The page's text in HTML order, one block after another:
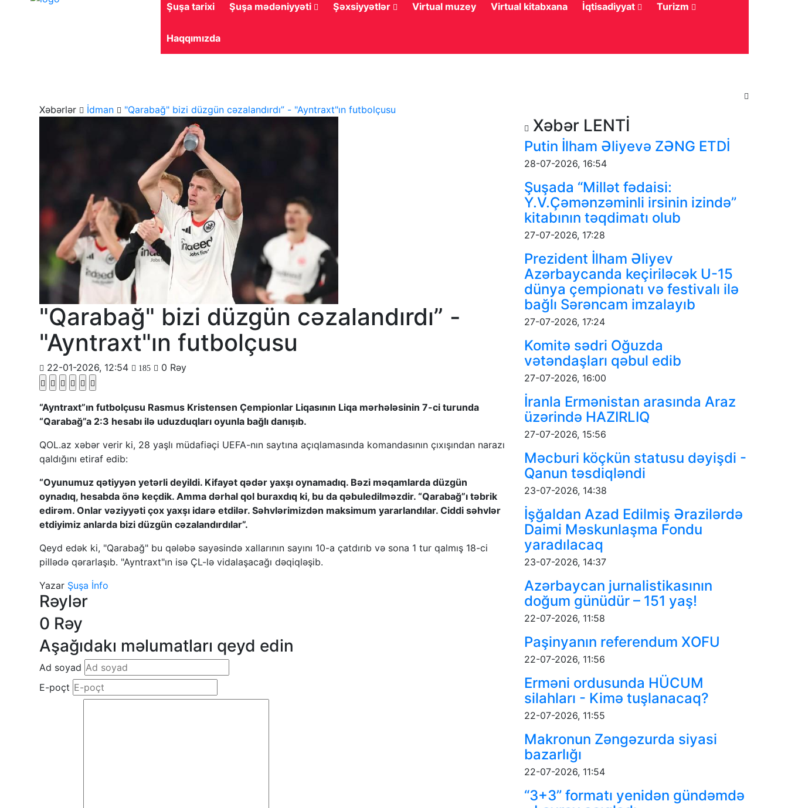
Şuşa tarixi Şuşa mədəniyyəti Şəxsiyyətlər Virtual muzey Virtual kitabxana İqtisadiyyat Turizm
Haqqımızda
Xəbərlər İdman "Qarabağ" bizi düzgün cəzalandırdı” - "Ayntraxt"ın futbolçusu
"Qarabağ" bizi düzgün cəzalandırdı” -
"Ayntraxt"ın futbolçusu
22-01-2026, 12:54 185 0 Rəy
“Ayntraxt”ın futbolçusu Rasmus Kristensen Çempionlar Liqasının Liqa mərhələsinin 7-ci turunda
“Qarabağ”a 2:3 hesabı ilə uduzduqları oyunla bağlı danışıb.
QOL.az xəbər verir ki, 28 yaşlı müdafiəçi UEFA-nın saytına açıqlamasında komandasının çıxışından narazı
qaldığını etiraf edib:
“Oyunumuz qətiyyən yetərli deyildi. Kifayət qədər yaxşı oynamadıq. Bəzi məqamlarda düzgün
oynadıq, hesabda önə keçdik. Amma dərhal qol buraxdıq ki, bu da qəbuledilməzdir. “Qarabağ”ı təbrik
edirəm. Onlar vəziyyəti çox yaxşı idarə etdilər. Səhvlərimizdən maksimum yararlandılar. Ciddi səhvlər
etdiyimiz anlarda bizi düzgün cəzalandırdılar”.
Qeyd edək ki, "Qarabağ" bu qələbə sayəsində xallarının sayını 10-a çatdırıb və sona 1 tur qalmış 18-ci
pillədə qərarlaşıb. "Ayntraxt"ın isə ÇL-lə vidalaşacağı dəqiqləşib.
Yazar Şuşa İnfo
Rəylər
0 Rəy
Aşağıdakı məlumatları qeyd edin
Ad soyad
E-poçt
Xəbər LENTİ
Putin İlham Əliyevə ZƏNG ETDİ
28-07-2026, 16:54
Şuşada “Millət fədaisi:
Y.V.Çəmənzəminli irsinin izində”
kitabının təqdimatı olub
27-07-2026, 17:28
Prezident İlham Əliyev
Azərbaycanda keçiriləcək U-15
dünya çempionatı və festivalı ilə
bağlı Sərəncam imzalayıb
27-07-2026, 17:24
Komitə sədri Oğuzda
vətəndaşları qəbul edib
27-07-2026, 16:00
İranla Ermənistan arasında Araz
üzərində HAZIRLIQ
27-07-2026, 15:56
Məcburi köçkün statusu dəyişdi -
Qanun təsdiqləndi
23-07-2026, 14:38
İşğaldan Azad Edilmiş Ərazilərdə
Daimi Məskunlaşma Fondu
yaradılacaq
23-07-2026, 14:37
Azərbaycan jurnalistikasının
doğum günüdür – 151 yaş!
22-07-2026, 11:58
Paşinyanın referendum XOFU
22-07-2026, 11:56
Erməni ordusunda HÜCUM
silahları - Kimə tuşlanacaq?
22-07-2026, 11:55
Makronun Zəngəzurda siyasi
bazarlığı
22-07-2026, 11:54
“3+3” formatı yenidən gündəmdə